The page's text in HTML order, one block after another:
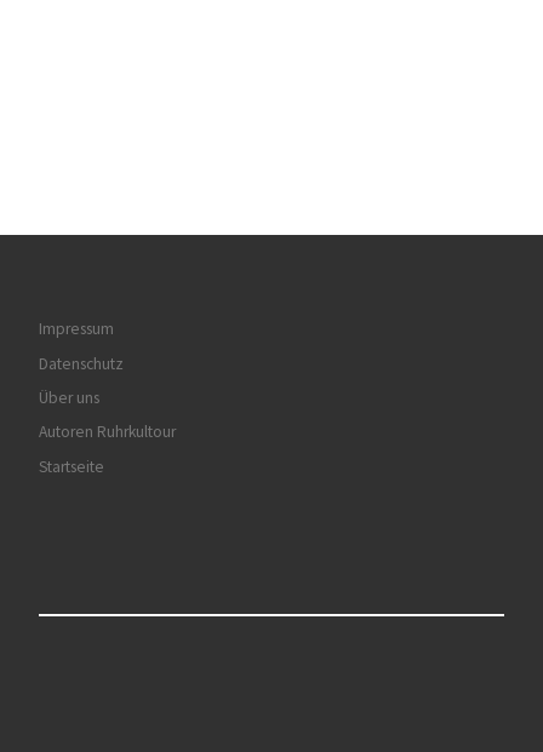
Impressum
Datenschutz
Über uns
Autoren Ruhrkultour
Startseite